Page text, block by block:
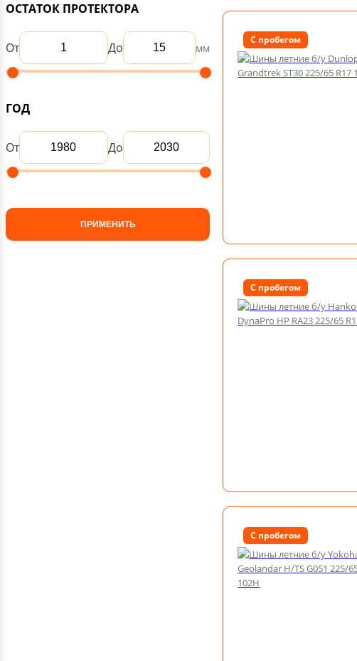
ОСТАТОК ПРОТЕКТОРА
От До мм
ГОД
От До
ПРИМЕНИТЬ
С пробегом
С пробегом
С пробегом